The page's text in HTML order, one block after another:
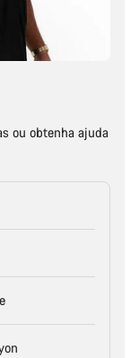
ou obtenha ajuda